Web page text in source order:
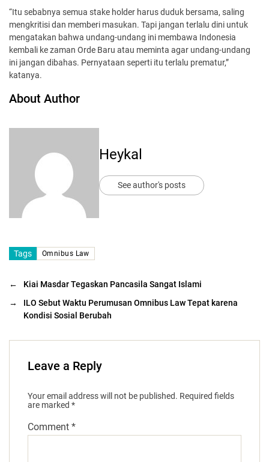
“Itu sebabnya semua stake holder harus duduk bersama, saling
mengkritisi dan memberi masukan. Tapi jangan terlalu dini untuk
mengatakan bahwa undang-undang ini membawa Indonesia
kembali ke zaman Orde Baru atau meminta agar undang-undang
ini jangan dibahas. Pernyataan seperti itu terlalu prematur,”
katanya.
About Author
Heykal
See author's posts
Tags Omnibus Law
←
Kiai Masdar Tegaskan Pancasila Sangat Islami
→
ILO Sebut Waktu Perumusan Omnibus Law Tepat karena
Kondisi Sosial Berubah
Leave a Reply
Your email address will not be published. Required fields
are marked *
Comment *